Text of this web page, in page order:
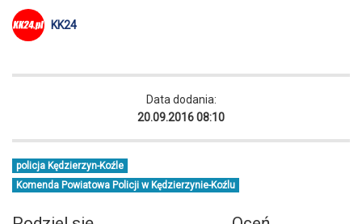
KK24
Data dodania:
20.09.2016 08:10
policja Kędzierzyn-Koźle
Komenda Powiatowa Policji w Kędzierzynie-Koźlu